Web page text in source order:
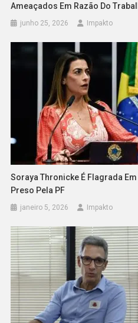
Ameaçados Em Razão Do
junho 25, 2026 Impakto
Soraya Thronicke É Flagrada
Preso Pela PF
janeiro 5, 2026 Impakto